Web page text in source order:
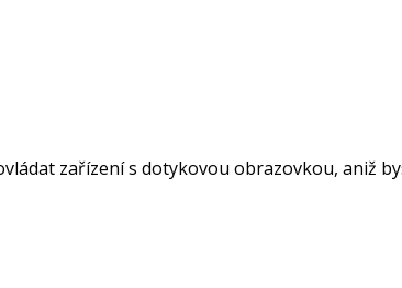
zařízení s dotykovou obrazovkou, aniž